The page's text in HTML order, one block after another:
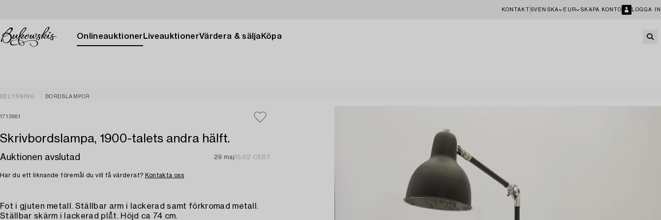
KONTAKT SVENSKA EUR SKAPA KONTO LOGGA IN
Onlineauktioner LiveauktionerVärdera & sälja Köpa
BELYSNING BORDSLAMPOR
1713981
Skrivbordslampa, 1900-talets andra hälft.
Auktionen avslutad 29 maj15:02 CEST
Har du ett liknande föremål du vill få värderat? Kontakta oss
Fot i gjuten metall. Ställbar arm i lackerad samt förkromad metall.
Ställbar skärm i lackerad plåt. Höjd ca 74 cm.